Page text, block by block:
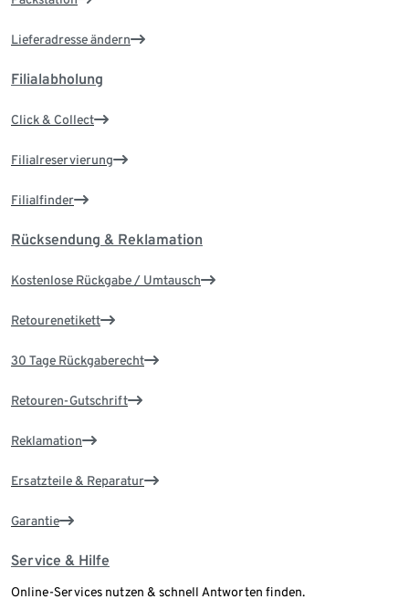
Lieferadresse ändern
Filialabholung
Click & Collect
Filialreservierung
Filialfinder
Rücksendung & Reklamation
Kostenlose Rückgabe / Umtausch
Retourenetikett
30 Tage Rückgaberecht
Retouren-Gutschrift
Reklamation
Ersatzteile & Reparatur
Garantie
Service & Hilfe
Online-Services nutzen & schnell Antworten finden.